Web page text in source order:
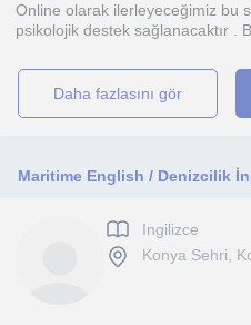
Online olarak ilerleyeceğimiz bu
psikolojik destek sağlanacaktır .
daha fazlasını gör
Ingilizce
Konya Sehri,